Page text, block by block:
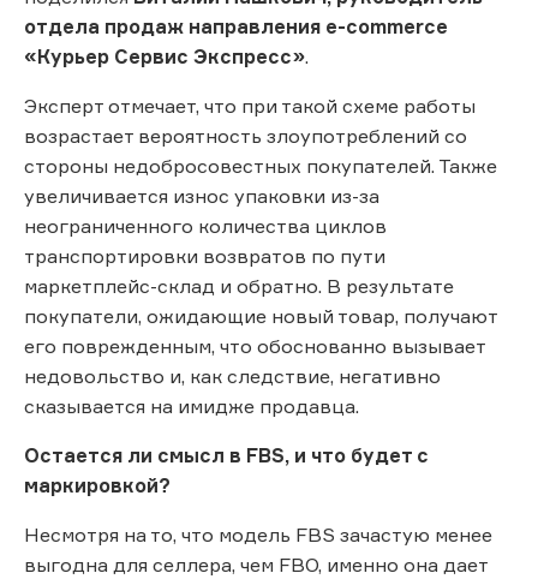
отдела продаж направления e-commerce
«Курьер Сервис Экспресс».
Эксперт отмечает, что при такой схеме работы
возрастает вероятность злоупотреблений со
стороны недобросовестных покупателей. Также
увеличивается износ упаковки из-за
неограниченного количества циклов
транспортировки возвратов по пути
маркетплейс-склад и обратно. В результате
покупатели, ожидающие новый товар, получают
его поврежденным, что обоснованно вызывает
недовольство и, как следствие, негативно
сказывается на имидже продавца.
Остается ли смысл в FBS, и что будет с
маркировкой?
Несмотря на то, что модель FBS зачастую менее
выгодна для селлера, чем FBO, именно она дает